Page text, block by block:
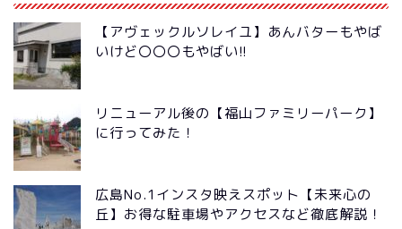
【アヴェックルソレイユ】あんバターもやば
いけど〇〇〇もやばい!!
リニューアル後の【福山ファミリーパーク】
に行ってみた！
広島No.1インスタ映えスポット【未来心の
丘】お得な駐車場やアクセスなど徹底解説！